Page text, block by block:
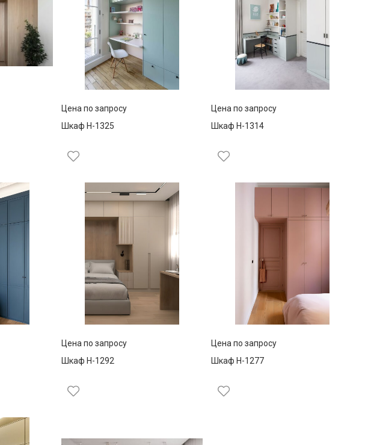
Цена по запросу
Шкаф Н-1325
Цена по запросу
Шкаф Н-1314
Цена по запросу
Шкаф Н-1292
Цена по запросу
Шкаф Н-1277